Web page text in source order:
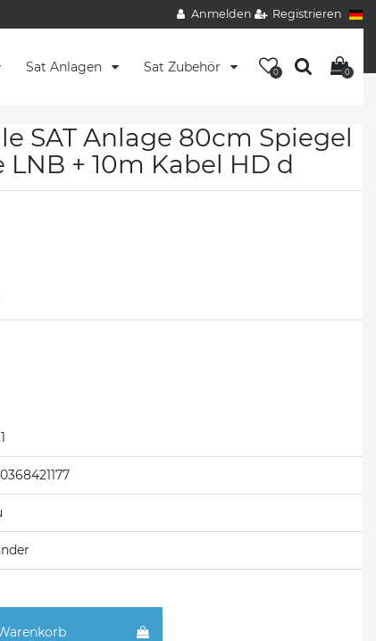
Anmelden Registrieren
Sat Anlagen Sat Zubehör 0 0
SAT Anlage 80cm Spiegel
LNB + 10m Kabel HD d